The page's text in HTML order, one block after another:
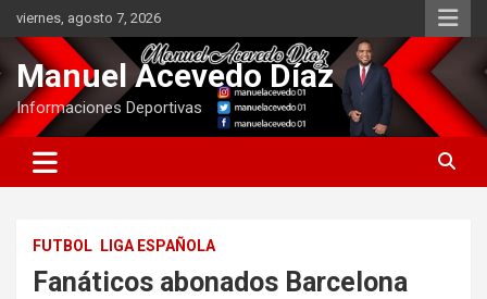
Saltar
contenido
viernes, agosto 7, 2026
Manuel Acevedo Díaz
Informaciones Deportivas
FUTBOL LIGA ESPAÑOLA
Fanáticos abonados Barcelona